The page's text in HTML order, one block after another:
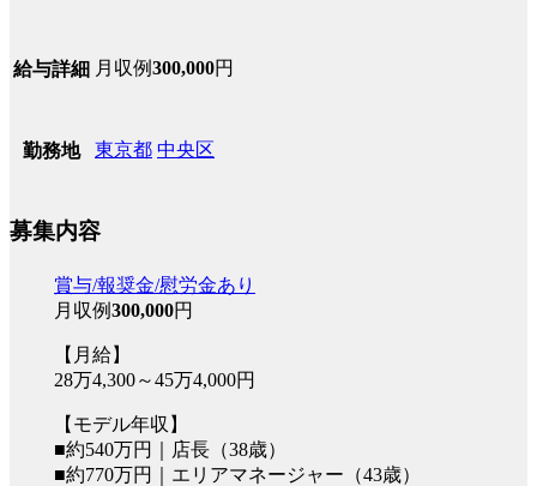
給与詳細 月収例300,000円
勤務地 東京都 中央区
募集内容
賞与/報奨金/慰労金あり
月収例300,000円
【月給】
28万4,300～45万4,000円
【モデル年収】
■約540万円｜店長（38歳）
■約770万円｜エリアマネージャー（43歳）